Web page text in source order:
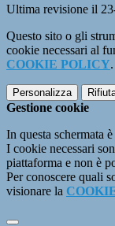
Ultima revisione il
Questo sito o gli
cookie necessari al
COOKIE POLICY.
Personalizza
Gestione cookie
In questa schermata
I cookie necessari
piattaforma e non è
Per conoscere quali
visionare la